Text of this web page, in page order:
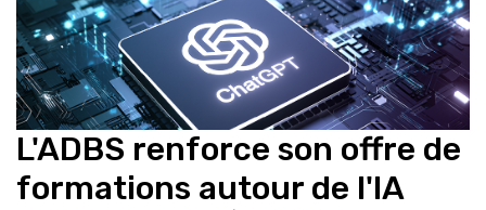
L'ADBS renforce son offre de
formations autour de l'IA